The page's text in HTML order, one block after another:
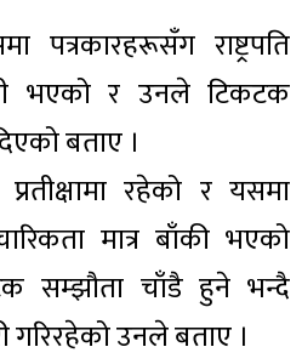
राष्ट्रपति
भएको र उनले टिकटक
बताए ।
रहेको र यसमा
मात्र बाँकी भएको
सम्झौता चाँडै हुने भन्दै
गरिरहेको उनले बताए ।